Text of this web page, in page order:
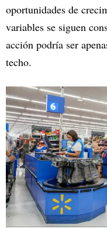
oportunidades de
variables se siguen
acción podría ser
techo.